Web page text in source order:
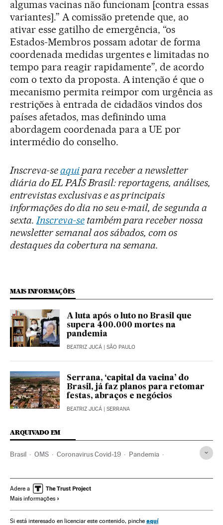
algumas vacinas não funcionam [contra essas
variantes].” A comissão pretende que, ao
ativar esse gatilho de emergência, “os
Estados-Membros possam adotar de forma
coordenada medidas urgentes e limitadas no
tempo para reagir rapidamente”, de acordo
com o texto da proposta. A intenção é que o
mecanismo permita reimpor com urgência as
restrições à entrada de cidadãos vindos dos
países afetados, mas definindo uma
abordagem coordenada para a UE por
intermédio do conselho.
Inscreva-seaquipara receber a newsletter
diária do EL PAÍS Brasil: reportagens, análises,
entrevistas exclusivas e as principais
informações do dia no seu e-mail, de segunda a
sexta. Inscreva-setambém para receber nossa
newsletter semanal aos sábados, com os
destaques da cobertura na semana.
MAIS INFORMAÇÕES
A luta após o luto no Brasil que
supera 400.000 mortes na
pandemia
BEATRIZ JUCÁ | SÃO PAULO
Serrana, ‘capital da vacina’ do
Brasil, já faz planos para retomar
festas, abraços e negócios
BEATRIZ JUCÁ | SERRANA
ARQUIVADO EM
Brasil OMS Coronavirus Covid-19 Pandemia
Ministério Saúde Vacinação
União Europeia
Adere a
Mais informações
Si está interesado en licenciar este contenido, pinche aquí